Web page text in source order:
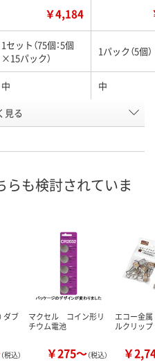
￥4,184
1セット（75個：5個
×15パック）
1パック（5個）
中 中
R530383 XA63668
ついてご連絡いたし
8月9日（日）
カゴへ カ
見る
らも検討されていま
ダブ
（税込）
マクセル コイン形リ
チウム電池
￥275～（税込）
エコー金
ルクリップ
￥